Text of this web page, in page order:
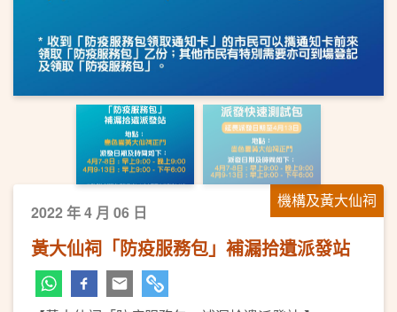
機構及黃大仙祠
2022 年 4 月 06 日
黃大仙祠「防疫服務包」補漏拾遺派發站